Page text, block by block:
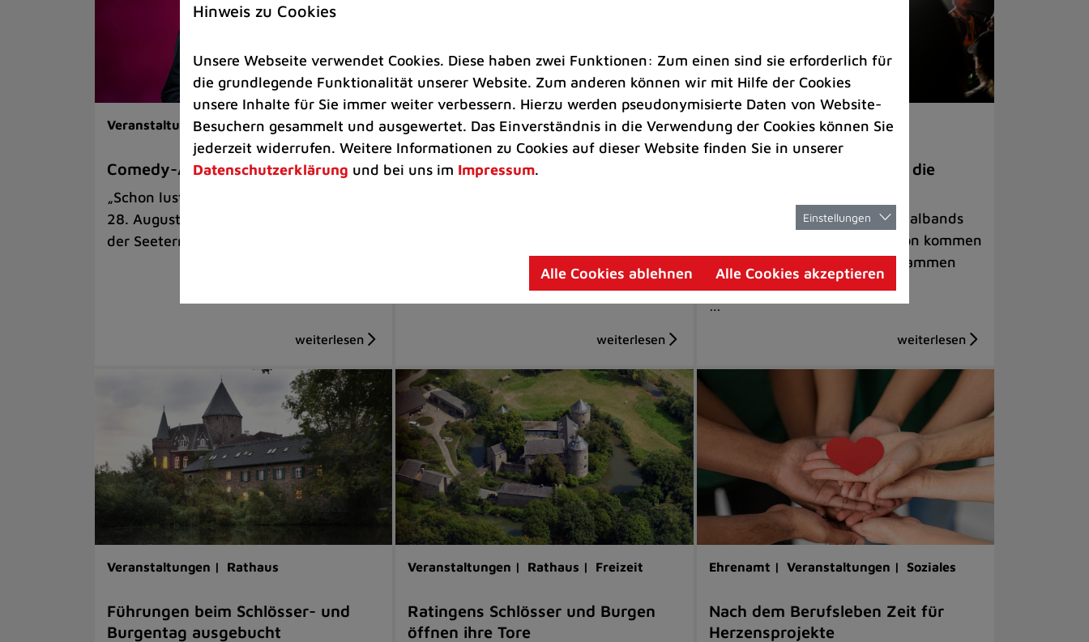
Veranstaltungen | Kunst & Kultur
Comedy-Abend mit Benni Stark
„Schon lustig, wenn’s witzig ist!“ am
28. August auf der Sommerbühne an
der Seeterrasse
Veranstaltungen
Kultkicker Ansgar Brinkmann
Veranstaltungen
„Manege Madness“ bringt die
Internationale Rock- und Metalbands
und starke Acts aus der Region kommen
am 17. Oktober in Lintorf zusammen
…
Veranstaltungen | Rathaus
Führungen beim Schlösser- und
Burgentag ausgebucht
Veranstaltungen | Rathaus | Freizeit
Ratingens Schlösser und Burgen
öffnen ihre Tore
Ehrenamt | Veranstaltungen | Soziales
Nach dem Berufsleben Zeit für
Herzensprojekte
Hinweis zu Cookies
Unsere Webseite verwendet Cookies. Diese haben zwei Funktionen: Zum einen sind sie erforderlich für
die grundlegende Funktionalität unserer Website. Zum anderen können wir mit Hilfe der Cookies
unsere Inhalte für Sie immer weiter verbessern. Hierzu werden pseudonymisierte Daten von Website-
Besuchern gesammelt und ausgewertet. Das Einverständnis in die Verwendung der Cookies können Sie
jederzeit widerrufen. Weitere Informationen zu Cookies auf dieser Website finden Sie in unserer
Datenschutzerklärung und bei uns im Impressum.
Einstellungen
Alle Cookies ablehnen Alle Cookies akzeptieren